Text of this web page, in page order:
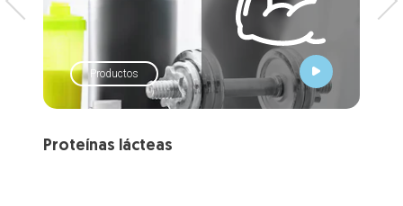
Productos
Proteínas lácteas